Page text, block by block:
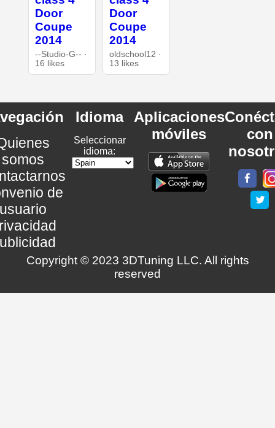
Door
Coupe
2014
--Studio-G-- ·
16 likes
Door
Coupe
2014
oldschool12 ·
13 likes
somos
de
Idioma
Seleccionar
idioma:
Aplicaciones
móviles
con
Copyright © 2023 3DTuning LLC. All rights
reserved